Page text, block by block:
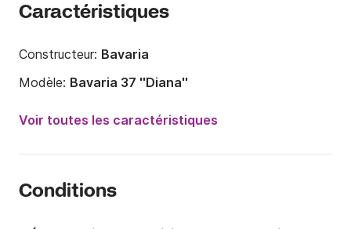
Caractéristiques
Constructeur: Bavaria
Modèle: Bavaria 37 ''Diana''
Année:
Nombre de couchages:
Nombre de salles de bains:
Voir toutes les caractéristiques
Conditions